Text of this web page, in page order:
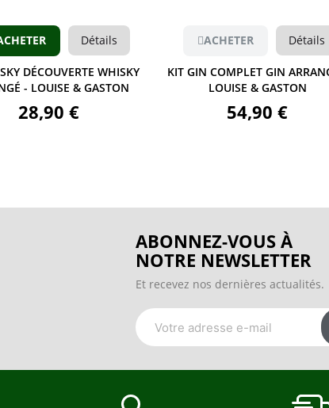
Détails
DÉCOUVERTE WHISKY
- LOUISE & GASTON
28,90 €
ACHETER Détails
KIT GIN COMPLET GIN ARRANGÉ -
LOUISE & GASTON
54,90 €
ABONNEZ-VOUS À
NOTRE NEWSLETTER
Et recevez nos dernières actualités.